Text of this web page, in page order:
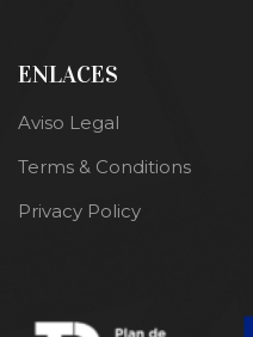
ENLACES
Aviso Legal
Terms & Conditions
Privacy Policy